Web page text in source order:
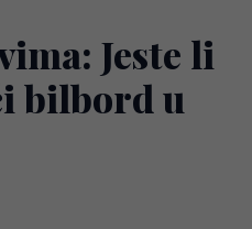
Jeste li
bilbord u